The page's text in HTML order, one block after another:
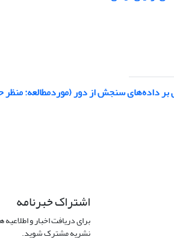
داده‌های سنجش از دور (موردمطالعه:
اشتراک خبرنامه
برای دریافت اخبار و
نشریه مشترک شوید.